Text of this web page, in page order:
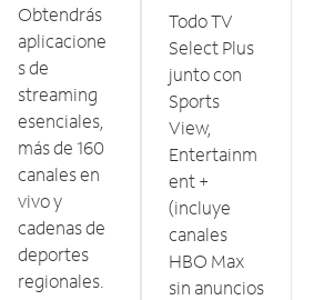
Obtendrás
aplicacione
s de
streaming
esenciales,
más de 160
canales en
vivo y
cadenas de
deportes
regionales.
Todo TV
Select Plus
junto con
Sports
View,
Entertainm
ent +
(incluye
canales
HBO Max
sin anuncios